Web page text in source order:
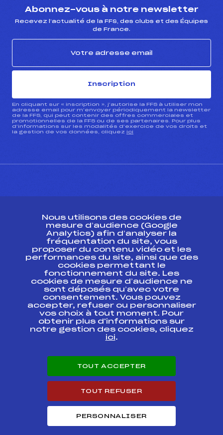
Abonnez-vous à notre newsletter
Recevez l’actualité de la FFS, des clubs et des Équipes
de France.
Inscription
En cliquant sur « inscription », j’autorise la FFS à utiliser mon
adresse email pour m’envoyer périodiquement la newsletter
de la FFS, qui peut contenir des offres commerciales et
promotionnelles de la FFS ou de ses partenaires. Pour plus
d’informations sur les modalités d’exercice de vos droits et
la gestion de vos données, cliquez ici
Ressources
Pass’Neige
Projet sportif fédéral
Projet de performance fédéral
Antidopage
Pôle Développement, Formation, Suivi
Scientifique
Listes ministérielles
Pôle vie de l’athlète
Enseignement professionnel
Carrières
Nous utilisons des cookies de
mesure d’audience (Google
Analytics) afin d’analyser la
fréquentation du site, vous
proposer du contenu vidéo et les
performances du site, ainsi que des
cookies permettant le
fonctionnement du site. Les
cookies de mesure d’audience ne
sont déposés qu’avec votre
consentement. Vous pouvez
accepter, refuser ou personnaliser
vos choix à tout moment. Pour
obtenir plus d'informations sur
notre gestion des cookies, cliquez
ici.
TOUT ACCEPTER
TOUT REFUSER
PERSONNALISER